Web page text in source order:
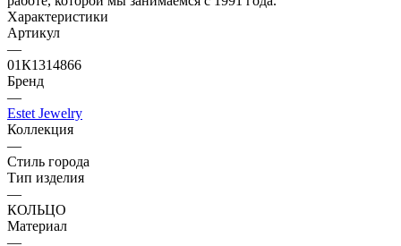
Характеристики
Артикул
—
01К1314866
Бренд
—
Estet Jewelry
Коллекция
—
Стиль города
Тип изделия
—
КОЛЬЦО
Материал
—